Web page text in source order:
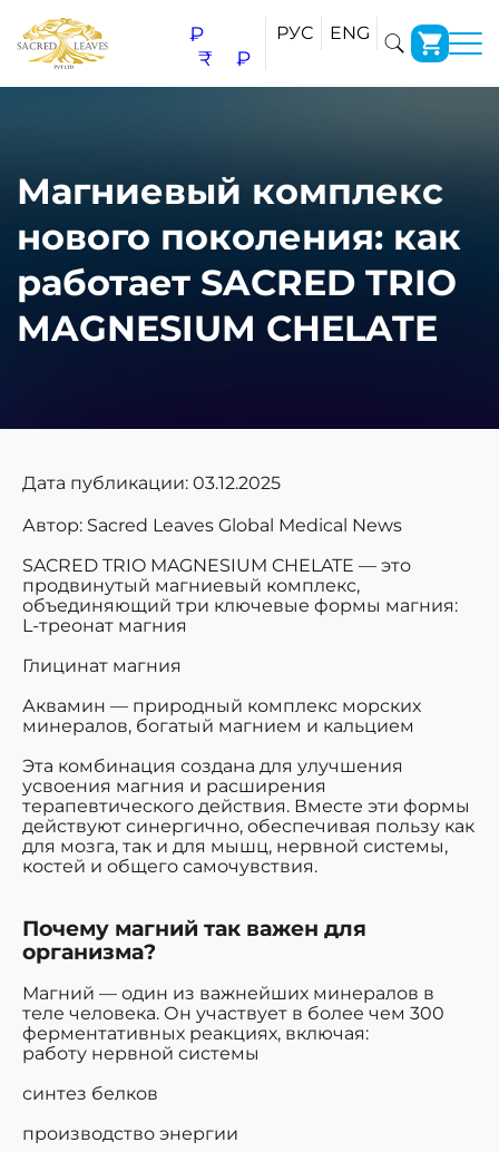
₽
₹
₽
РУС ENG
Магниевый комплекс
нового поколения: как
работает SACRED TRIO
MAGNESIUM CHELATE
Дата публикации: 03.12.2025
Автор: Sacred Leaves Global Medical News
SACRED TRIO MAGNESIUM CHELATE — это
продвинутый магниевый комплекс,
объединяющий три ключевые формы магния:
L-треонат магния
Глицинат магния
Аквамин — природный комплекс морских
минералов, богатый магнием и кальцием
Эта комбинация создана для улучшения
усвоения магния и расширения
терапевтического действия. Вместе эти формы
действуют синергично, обеспечивая пользу как
для мозга, так и для мышц, нервной системы,
костей и общего самочувствия.
Почему магний так важен для
организма?
Магний — один из важнейших минералов в
теле человека. Он участвует в более чем 300
ферментативных реакциях, включая:
работу нервной системы
синтез белков
производство энергии